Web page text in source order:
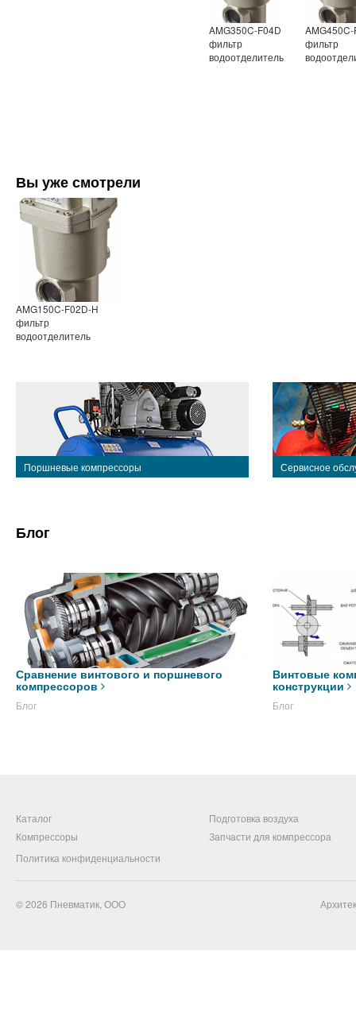
AMG350C-F04D
фильтр
водоотделитель
фильтр
Вы уже смотрели
AMG150C-F02D-H
фильтр
водоотделитель
Поршневые компрессоры Сервисное
Блог
Сравнение винтового и поршневого
компрессоров
Блог
Винтовые
конструкции
Блог
Каталог
Компрессоры
Подготовка воздуха
Запчасти для компрессора
Политика конфиденциальности
© 2026 Пневматик, ООО